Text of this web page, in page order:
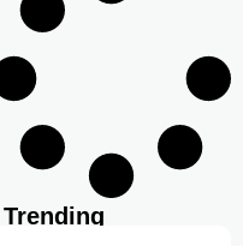
Trending